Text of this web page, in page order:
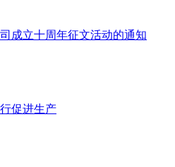
成立十周年征文活动的通知
促进生产